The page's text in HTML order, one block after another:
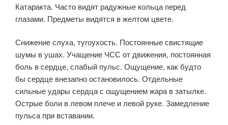
Катаракта. Часто видят радужные кольца перед
глазами. Предметы видятся в желтом цвете.
Снижение слуха, тугоухость. Постоянные свистящие
шумы в ушах. Учащение ЧСС от движения, постоянная
боль в сердце, слабый пульс. Ощущение, как будто
бы сердце внезапно остановилось. Отдельные
сильные удары сердца с ощущением жара в затылке.
Острые боли в левом плече и левой руке. Замедление
пульса при вставании.